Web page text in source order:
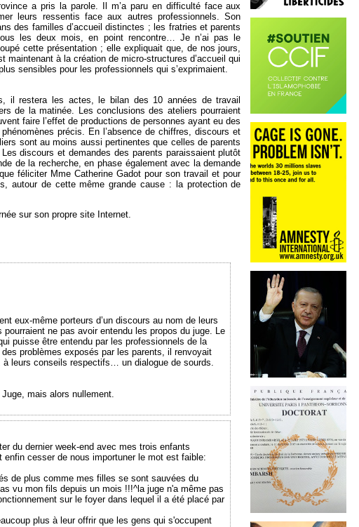
a pris la parole. Il m’a paru en difficulté face aux
leurs ressentis face aux autres professionnels. Son
des familles d’accueil distinctes ; les fratries et parents
les deux mois, en point rencontre… Je n’ai pas le
cette présentation ; elle expliquait que, de nos jours,
maintenant à la création de micro-structures d’accueil qui
sensibles pour les professionnels qui s’exprimaient.
il restera les actes, le bilan des 10 années de travail
de la matinée. Les conclusions des ateliers pourraient
faire l’effet de productions de personnes ayant eu des
précis. En l’absence de chiffres, discours et
sont au moins aussi pertinentes que celles de parents
discours et demandes des parents paraissaient plutôt
de la recherche, en phase également avec la demande
féliciter Mme Catherine Gadot pour son travail et pour
autour de cette même grande cause : la protection de
sur son propre site Internet.
eux-même porteurs d’un discours au nom de leurs
ne pas avoir entendu les propos du juge. Le
puisse être entendu par les professionnels de la
problèmes exposés par les parents, il renvoyait
leurs conseils respectifs… un dialogue de sourds.
mais alors nullement.
du dernier week-end avec mes trois enfants
cesser de nous importuner le mot est faible:
de plus comme mes filles se sont sauvées du
vu mon fils depuis un mois !!!^la juge n'a même pas
sur le foyer dans lequel il a été placé par
plus à leur offrir que les gens qui s'occupent